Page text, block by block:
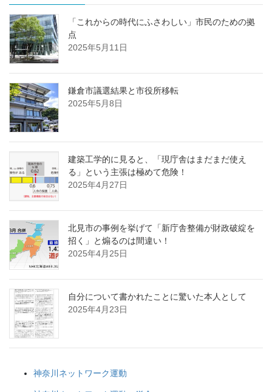
「これからの時代にふさわしい」市民のための拠
点
2025年5月11日
鎌倉市議選結果と市役所移転
2025年5月8日
建築工学的に見ると、「現庁舎はまだまだ使え
る」という主張は極めて危険！
2025年4月27日
北見市の事例を挙げて「新庁舎整備が財政破綻を
招く」と煽るのは間違い！
2025年4月25日
自分について書かれたことに驚いた本人として
2025年4月23日
神奈川ネットワーク運動